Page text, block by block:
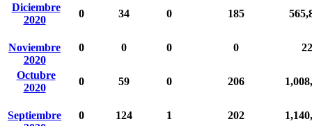
Diciembre
2020
0 34 0 185
Noviembre
2020
0 0 0 0 22
Octubre
2020
0 59 0 206
Septiembre
0 124 1 202